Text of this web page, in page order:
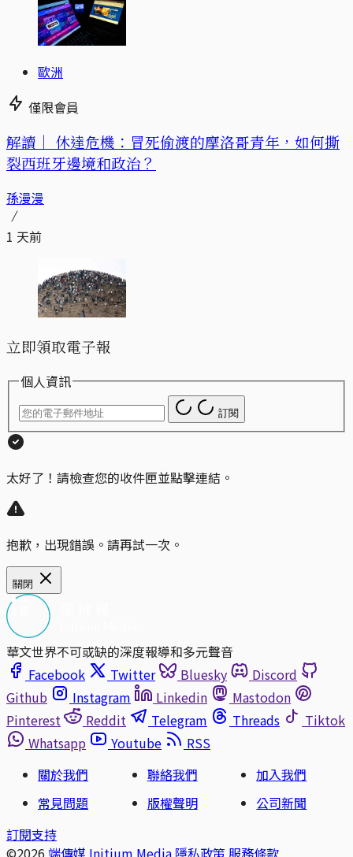
歐洲
僅限會員
解讀｜ 休達危機：冒死偷渡的摩洛哥青年，如何撕
裂西班牙邊境和政治？
孫漫漫
1 天前
立即領取電子報
個人資訊
訂閱
太好了！請檢查您的收件匣並點擊連結。
抱歉，出現錯誤。請再試一次。
關閉
華文世界不可或缺的深度報導和多元聲音
Facebook
Twitter Bluesky
Discord
Github
Instagram Linkedin
Mastodon
Pinterest
Reddit Telegram Threads
Tiktok
Whatsapp
Youtube
RSS
關於我們
聯絡我們
加入我們
常見問題
版權聲明
公司新聞
訂閱支持
©2026 端傳媒 Initium Media 隱私政策 服務條款